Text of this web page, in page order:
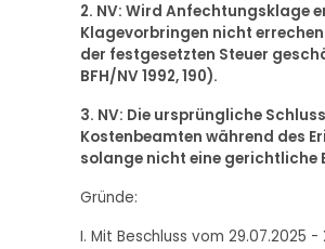
2. NV: Wird Anfechtungsklage
Klagevorbringen nicht
der festgesetzten Steuer
BFH/NV 1992, 190).
3. NV: Die ursprüngliche
Kostenbeamten während des
solange nicht eine
Gründe:
I. Mit Beschluss vom 29.07.2025